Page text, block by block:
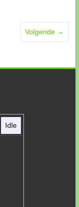
Volgende →
Idle